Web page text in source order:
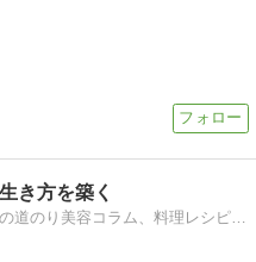
き方を築く
美しい理想の生き方を築くまでの道のり美容コラム、料理レシピ、断捨離、快適な住まいづくりなど(' '*)